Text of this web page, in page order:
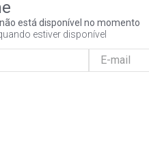
está disponível no momento
estiver disponível